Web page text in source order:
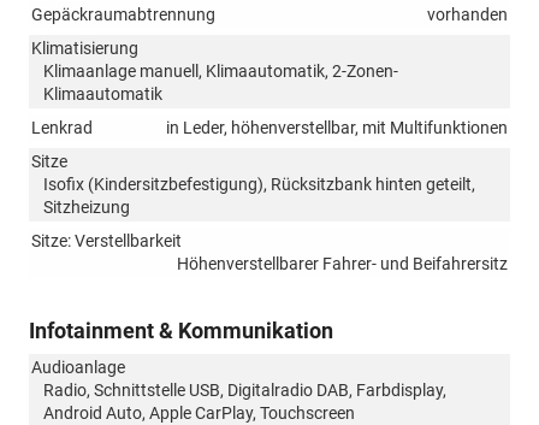
Gepäckraumabtrennung
vorhanden
Klimatisierung
Klimaanlage manuell, Klimaautomatik, 2-Zonen-
Klimaautomatik
Lenkrad
in Leder, höhenverstellbar, mit Multifunktionen
Sitze
Isofix (Kindersitzbefestigung), Rücksitzbank hinten geteilt,
Sitzheizung
Sitze: Verstellbarkeit
Höhenverstellbarer Fahrer- und Beifahrersitz
Infotainment & Kommunikation
Audioanlage
Radio, Schnittstelle USB, Digitalradio DAB, Farbdisplay,
Android Auto, Apple CarPlay, Touchscreen